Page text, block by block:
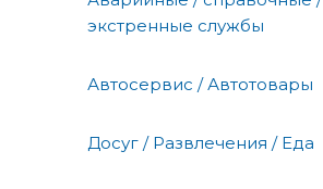
экстренные службы
Автосервис / Автотовары
Досуг / Развлечения / Еда